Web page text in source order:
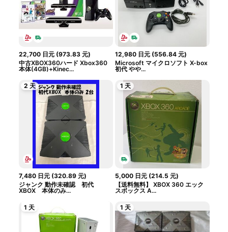
22,700 日元(973.83 元)
中古XBOX360ハード Xbox360
本体(4GB)+Kinec...
12,980 日元 (556.84 元)
Microsoft マイクロソフト X-box
初代 やや...
2 天
7,480 日元(320.89 元)
ジャンク 動作未確認 初代
XBOX 本体のみ...
1 天
5,000 日元 (214.5 元)
【送料無料】 XBOX 360 エック
スボックス A...
1 天 1 天